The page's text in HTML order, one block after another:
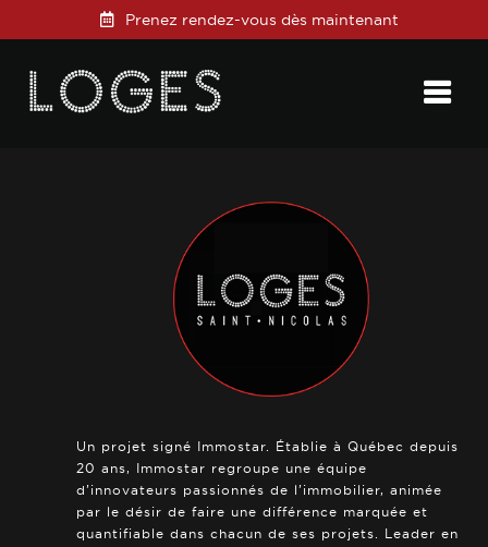
Prenez rendez-vous dès maintenant
Un projet signé Immostar. Établie à Québec depuis
20 ans, Immostar regroupe une équipe
d’innovateurs passionnés de l’immobilier, animée
par le désir de faire une différence marquée et
quantifiable dans chacun de ses projets. Leader en